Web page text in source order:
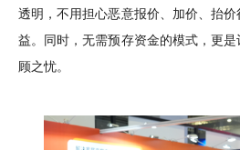
透明，不用担心恶意报价、加价、抬
益。同时，无需预存资金的模式，更
顾之忧。